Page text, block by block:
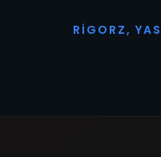
R I G O R Z, YAS